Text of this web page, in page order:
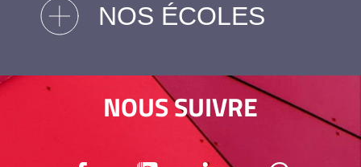
NOS ÉCOLES
NOUS SUIVRE